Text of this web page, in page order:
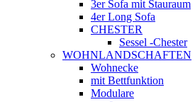
3er Sofa mit Stauraum
4er Long Sofa
CHESTER
Sessel -Chester
WOHNLANDSCHAFTEN
Wohnecke
mit Bettfunktion
Modulare